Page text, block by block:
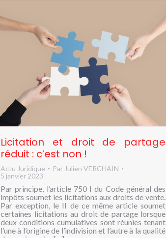
Licitation et droit de partage
réduit : c’est non !
Actu Juridique Par Julien VERCHAIN
5 janvier 2023
Par principe, l’article 750 I du Code général des
impôts soumet les licitations aux droits de vente.
Par exception, le II de ce même article soumet
certaines licitations au droit de partage lorsque
deux conditions cumulatives sont réunies tenant
l’une à l’origine de l’indivision et l’autre à la qualité